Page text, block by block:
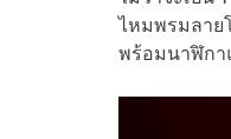
ไหมพรมลาย
พร้อมนาฬิกา